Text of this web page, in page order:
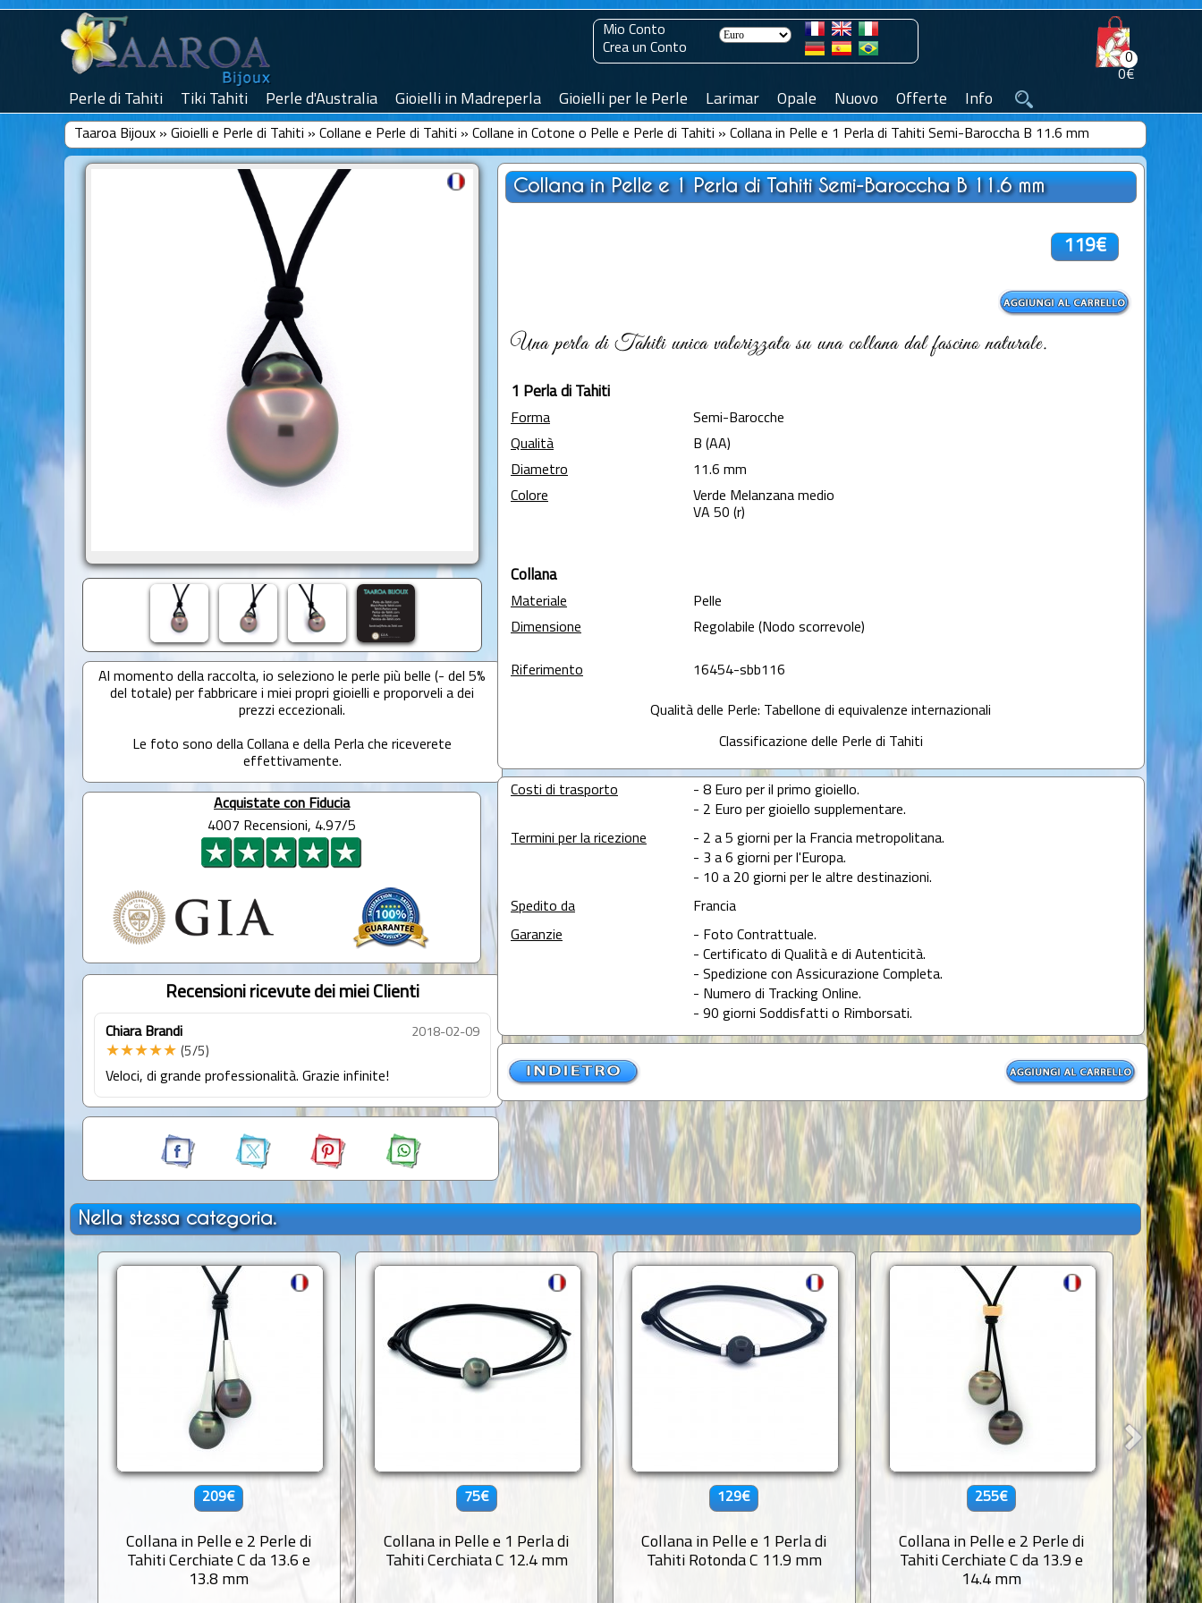
0
0€
Mio Conto
Crea un Conto
Perle di Tahiti Tiki Tahiti Perle d'Australia Gioielli in Madreperla Gioielli per le Perle Larimar Opale Nuovo Offerte Info
Taaroa Bijoux» Gioielli e Perle di Tahiti » Collane e Perle di Tahiti » Collane in Cotone o Pelle e Perle di Tahiti » Collana in Pelle e 1 Perla di Tahiti Semi-Baroccha B 11.6 mm
Al momento della raccolta, io seleziono le perle più belle (- del 5%
del totale) per fabbricare i miei propri gioielli e proporveli a dei
prezzi eccezionali.
Le foto sono della Collana e della Perla che riceverete
effettivamente.
Acquistate con Fiducia
4007 Recensioni, 4.97/5
Recensioni ricevute dei miei Clienti
Chiara Brandi 2018-02-09
★★★★★ (5/5)
Veloci, di grande professionalità. Grazie infinite!
Collana in Pelle e 1 Perla di Tahiti Semi-Baroccha B 11.6 mm
119€
Una perla di Tahiti unica valorizzata su una collana dal fascino naturale.
1 Perla di Tahiti
Forma
Semi-Barocche
Qualità
B (AA)
Diametro
11.6 mm
Colore
Verde Melanzana medio
VA 50 (r)
Collana
Materiale
Pelle
Dimensione
Regolabile (Nodo scorrevole)
Riferimento 16454-sbb116
Qualità delle Perle: Tabellone di equivalenze internazionali
Classificazione delle Perle di Tahiti
Costi di trasporto
- 8 Euro per il primo gioiello.
- 2 Euro per gioiello supplementare.
Termini per la ricezione
- 2 a 5 giorni per la Francia metropolitana.
- 3 a 6 giorni per l'Europa.
- 10 a 20 giorni per le altre destinazioni.
Spedito da
Francia
Garanzie
- Foto Contrattuale.
- Certificato di Qualità e di Autenticità.
- Spedizione con Assicurazione Completa.
- Numero di Tracking Online.
- 90 giorni Soddisfatti o Rimborsati.
Nella stessa categoria.
209€
Collana in Pelle e 2 Perle di
Tahiti Cerchiate C da 13.6 e
13.8 mm
75€
Collana in Pelle e 1 Perla di
Tahiti Cerchiata C 12.4 mm
129€
Collana in Pelle e 1 Perla di
Tahiti Rotonda C 11.9 mm
255€
Collana in Pelle e 2 Perle di
Tahiti Cerchiate C da 13.9 e
14.4 mm
Tahiti